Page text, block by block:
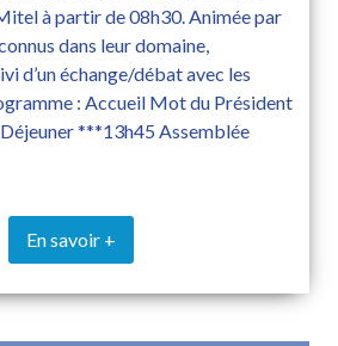
à partir de 08h30. Animée par
dans leur domaine,
d’un échange/débat avec les
: Accueil Mot du Président
***13h45 Assemblée
En savoir +